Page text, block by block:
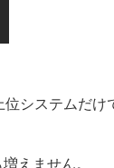
システムだけ
えません。